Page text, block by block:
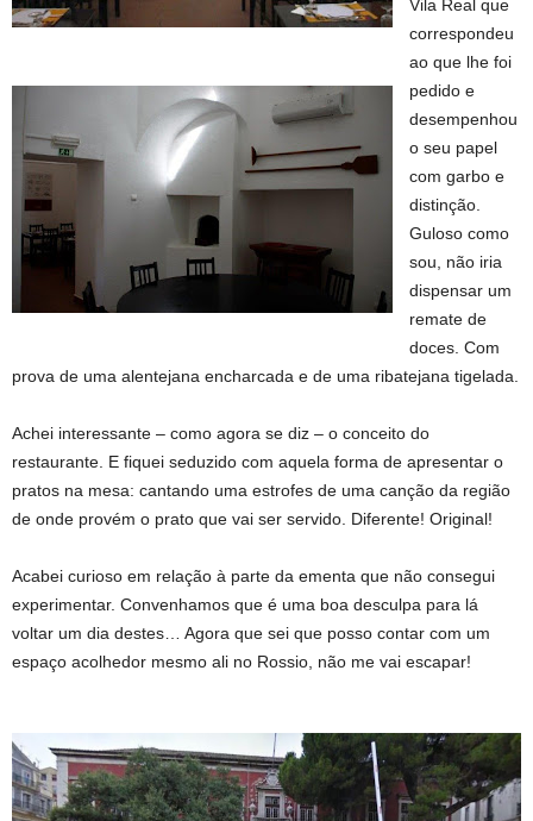
Vila Real que
correspondeu
ao que lhe foi
pedido e
desempenhou
o seu papel
com garbo e
distinção.
Guloso como
sou, não iria
dispensar um
remate de
doces. Com
prova de uma alentejana encharcada e de uma ribatejana tigelada.
Achei interessante – como agora se diz – o conceito do
restaurante. E fiquei seduzido com aquela forma de apresentar o
pratos na mesa: cantando uma estrofes de uma canção da região
de onde provém o prato que vai ser servido. Diferente! Original!
Acabei curioso em relação à parte da ementa que não consegui
experimentar. Convenhamos que é uma boa desculpa para lá
voltar um dia destes… Agora que sei que posso contar com um
espaço acolhedor mesmo ali no Rossio, não me vai escapar!